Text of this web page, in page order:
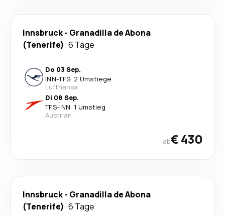
Innsbruck- Granadilla de Abona
(Tenerife) 6 Tage
Do 03 Sep.
INN-TFS· 2 Umstiege
Lufthansa
Di 08 Sep.
TFS-INN· 1 Umstieg
Austrian
ab€ 430
Innsbruck- Granadilla de Abona
(Tenerife) 6 Tage